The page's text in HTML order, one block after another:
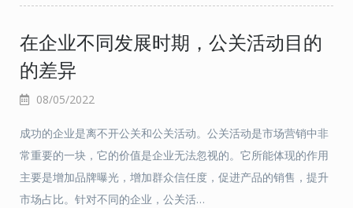
在企业不同发展时期，公关活动目的
的差异
08/05/2022
成功的企业是离不开公关和公关活动。公关活动是市场营销中非
常重要的一块，它的价值是企业无法忽视的。它所能体现的作用
主要是增加品牌曝光，增加群众信任度，促进产品的销售，提升
市场占比。针对不同的企业，公关活…